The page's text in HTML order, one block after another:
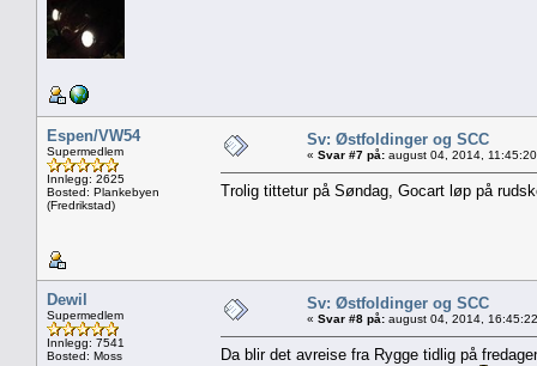
Espen/VW54
Supermedlem
Innlegg: 2625
Bosted: Plankebyen
(Fredrikstad)
Sv: Østfoldinger og SCC
« Svar #7 på: august 04, 2014,
Trolig tittetur på Søndag, Gocart løp på
Dewil
Supermedlem
Innlegg: 7541
Bosted: Moss
Sv: Østfoldinger og SCC
« Svar #8 på: august 04, 2014,
Da blir det avreise fra Rygge tidlig på